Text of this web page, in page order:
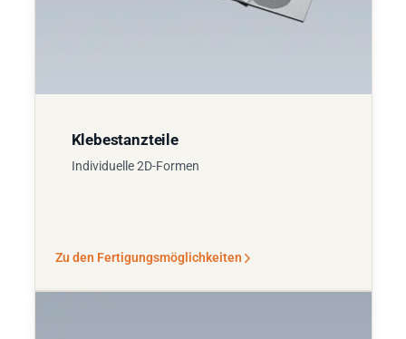
Klebestanzteile
Individuelle 2D-Formen
Zu den Fertigungsmöglichkeiten